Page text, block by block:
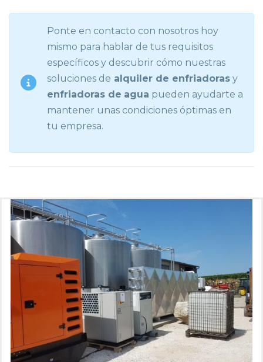
Ponte en contacto con nosotros hoy
mismo para hablar de tus requisitos
específicos y descubrir cómo nuestras
soluciones de alquiler de enfriadoras y
enfriadoras de agua pueden ayudarte a
mantener unas condiciones óptimas en
tu empresa.